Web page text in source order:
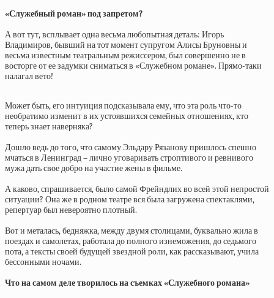
«Служебный роман» под запретом?
А вот тут, всплывает одна весьма любопытная деталь: Игорь
Владимиров, бывший на тот момент супругом Алисы Бруновны и
весьма известным театральным режиссером, был совершенно не в
восторге от ее задумки сниматься в «Служебном романе». Прямо-таки
налагал вето!
Может быть, его интуиция подсказывала ему, что эта роль что-то
необратимо изменит в их устоявшихся семейных отношениях, кто
теперь знает наверняка?
Дошло ведь до того, что самому Эльдару Рязанову пришлось спешно
мчаться в Ленинград – лично уговаривать строптивого и ревнивого
мужа дать свое добро на участие жены в фильме.
А каково, спрашивается, было самой Фрейндлих во всей этой непростой
ситуации? Она же в родном театре вся была загружена спектаклями,
репертуар был невероятно плотный.
Вот и металась, бедняжка, между двумя столицами, буквально жила в
поездах и самолетах, работала до полного изнеможения, до седьмого
пота, а тексты своей будущей звездной роли, как рассказывают, учила
бессонными ночами.
Что на самом деле творилось на съемках «Служебного романа»